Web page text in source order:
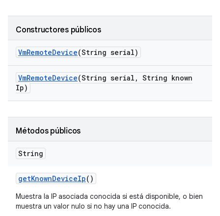
Constructores públicos
VmRemoteDevice(String serial)
VmRemoteDevice(String serial , String known
Ip)
Métodos públicos
String
getKnownDeviceIp()
Muestra la IP asociada conocida si está disponible, o bien
muestra un valor nulo si no hay una IP conocida.